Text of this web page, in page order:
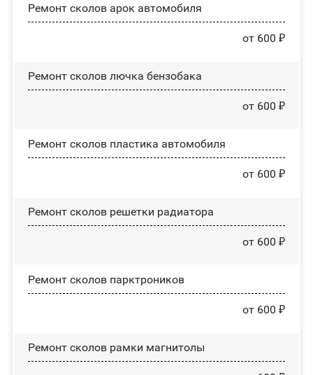
Ремонт сколов арок автомобиля
от 600 ₽
Ремонт сколов лючка бензобака
от 600 ₽
Ремонт сколов пластика автомобиля
от 600 ₽
Ремонт сколов решетки радиатора
от 600 ₽
Ремонт сколов парктроников
от 600 ₽
Ремонт сколов рамки магнитолы